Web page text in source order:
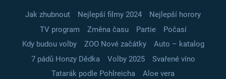
Jak zhubnout Nejlepší filmy 2024
Nejlepší horory
TV program
Změna času Partie
Počasí
Kdy budou volby
ZOO Nové začátky
Auto – katalog
7 pádů Honzy Dědka
Volby 2025
Svařené víno
Tatarák podle Pohlreicha
Aloe vera